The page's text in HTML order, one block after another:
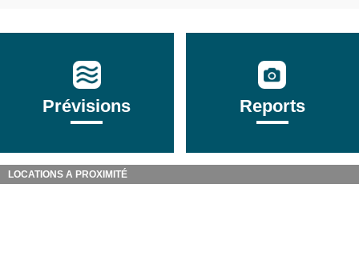
Prévisions Reports
LOCATIONS A PROXIMITÉ